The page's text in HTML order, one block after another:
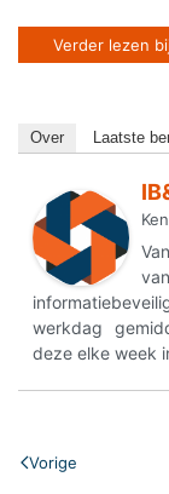
Verder lezen
Over Laatste
werkdag
deze elke week
Vorige